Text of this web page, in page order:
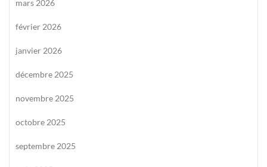
mars 2026
février 2026
janvier 2026
décembre 2025
novembre 2025
octobre 2025
septembre 2025